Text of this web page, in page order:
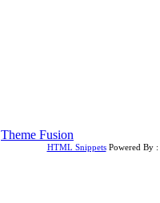
Theme Fusion
HTML SnippetsPowered By :